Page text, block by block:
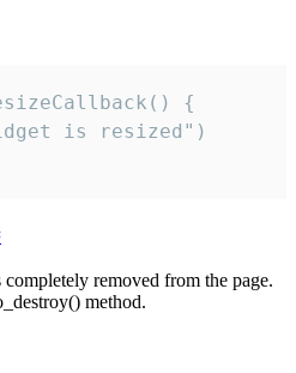
{
is resized")
removed from the page.
method.